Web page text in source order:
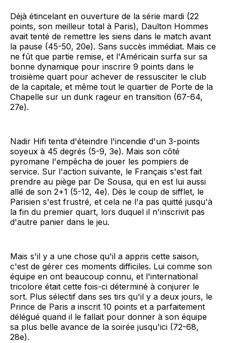
Déjà étincelant en ouverture de la série mardi (22
points, son meilleur total à Paris), Daulton Hommes
avait tenté de remettre les siens dans le match avant
la pause (45-50, 20e). Sans succès immédiat. Mais ce
ne fût que partie remise, et l'Américain surfa sur sa
bonne dynamique pour inscrire 9 points dans le
troisième quart pour achever de ressusciter le club
de la capitale, et même tout le quartier de Porte de la
Chapelle sur un dunk rageur en transition (67-64,
27e).
Nadir Hifi tenta d'éteindre l'incendie d'un 3-points
soyeux à 45 degrés (5-9, 3e). Mais son côté
pyromane l'empêcha de jouer les pompiers de
service. Sur l'action suivante, le Français s'est fait
prendre au piège par De Sousa, qui en est lui aussi
allé de son 2+1 (5-12, 4e). Dès le coup de sifflet, le
Parisien s'est frustré, et cela ne l'a pas quitté jusqu'à
la fin du premier quart, lors duquel il n'inscrivit pas
d'autre panier dans le jeu.
Mais s'il y a une chose qu'il a appris cette saison,
c'est de gérer ces moments difficiles. Lui comme son
équipe en ont beaucoup connu, et l'international
tricolore était cette fois-ci déterminé à conjurer le
sort. Plus sélectif dans ses tirs qu'il y a deux jours, le
Prince de Paris a inscrit 10 points et a parfaitement
délégué quand il le fallait pour donner à son équipe
sa plus belle avance de la soirée jusqu'ici (72-68,
28e).